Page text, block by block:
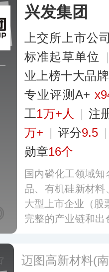
兴发集团
上交所上市公
标准起草单位
业上榜十大品牌
专业评测A+
工1万+人 | 注
万+ | 评分9.5
勋章16个
国内磷化工领域
品、有机硅新材
大型上市企业（股
完整的产业链和
建材、电子等领域
迈图高新材料(